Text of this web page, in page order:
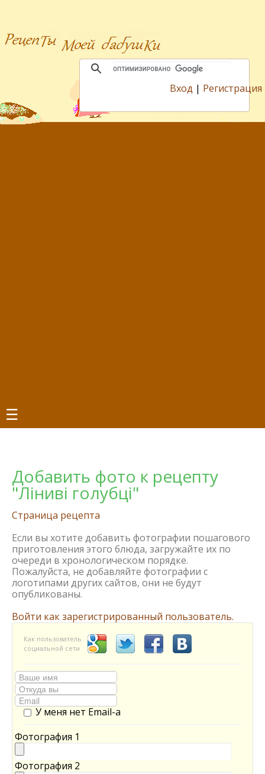
Вход | Регистрация
☰
Добавить фото к рецепту
"Ліниві голубці"
Страница рецепта
Если вы хотите добавить фотографии пошагового
приготовления этого блюда, загружайте их по
очереди в хронологическом порядке.
Пожалуйста, не добавляйте фотографии с
логотипами других сайтов, они не будут
опубликованы.
Войти как зарегистрированный пользователь.
Как пользователь
социальной сети
У меня нет Email-а
Фотография 1
Фотография 2